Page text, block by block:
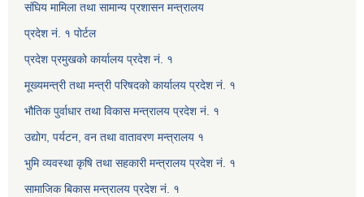
संघिय मामिला तथा सामान्य प्रशासन मन्त्रालय
प्रदेश नं. १ पोर्टल
प्रदेश प्रमुखको कार्यालय प्रदेश नं. १
मूख्यमन्त्री तथा मन्त्री परिषदको कार्यालय प्रदेश नं. १
भौतिक पुर्वाधार तथा विकास मन्त्रालय प्रदेश नं. १
उद्योग, पर्यटन, वन तथा वातावरण मन्त्रालय १
भुमि व्यवस्था कृषि तथा सहकारी मन्त्रालय प्रदेश नं. १
सामाजिक बिकास मन्त्रालय प्रदेश नं. १